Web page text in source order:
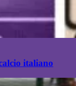
italiano